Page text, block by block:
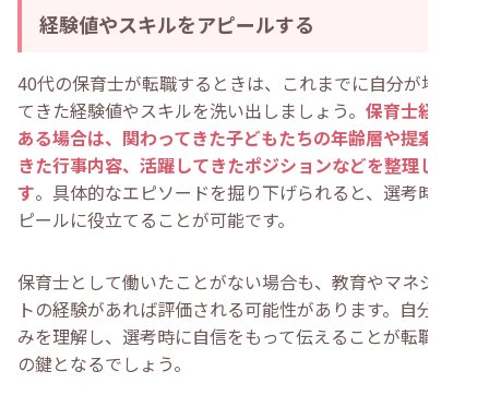
経験値やスキルをアピールする
40代の保育士が転職するときは、これまでに自分が培っ
てきた経験値やスキルを洗い出しましょう。 保育士経験が
ある場合は、関わってきた子どもたちの年齢層や提案して
きた行事内容、活躍してきたポジションなどを整理しま
す。具体的なエピソードを掘り下げられると、選考時のア
ピールに役立てることが可能です。
保育士として働いたことがない場合も、教育やマネジメン
トの経験があれば評価される可能性があります。自分の強
みを理解し、選考時に自信をもって伝えることが転職成功
の鍵となるでしょう。